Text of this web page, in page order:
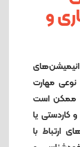
و
نوعی مهارت
ممکن است
کاردستی یا
ارتباط با